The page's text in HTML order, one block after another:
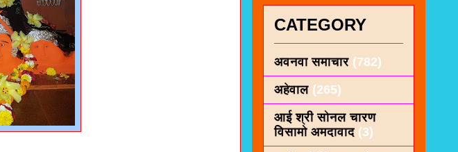
CATEGORY
अवनवा समाचार (782)
अहेवाल (265)
आई श्री सोनल चारण
विसामो अमदावाद (3)